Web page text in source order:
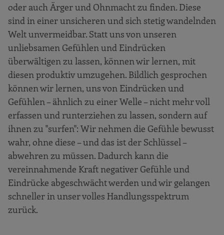
oder auch Ärger und Ohnmacht zu finden. Diese
sind in einer unsicheren und sich stetig wandelnden
Welt unvermeidbar. Statt uns von unseren
unliebsamen Gefühlen und Eindrücken
überwältigen zu lassen, können wir lernen, mit
diesen produktiv umzugehen. Bildlich gesprochen
können wir lernen, uns von Eindrücken und
Gefühlen – ähnlich zu einer Welle – nicht mehr voll
erfassen und runterziehen zu lassen, sondern auf
ihnen zu "surfen": Wir nehmen die Gefühle bewusst
wahr, ohne diese – und das ist der Schlüssel –
abwehren zu müssen. Dadurch kann die
vereinnahmende Kraft negativer Gefühle und
Eindrücke abgeschwächt werden und wir gelangen
schneller in unser volles Handlungsspektrum
zurück.